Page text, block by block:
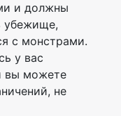
и должны
убежище,
с монстрами.
у вас
вы можете
не